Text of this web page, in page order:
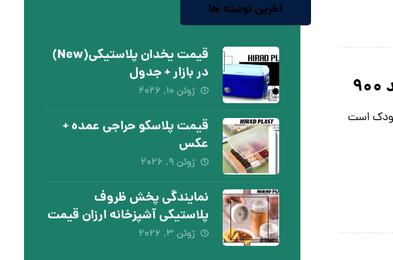
صندلی های کودک است
آخرین نوشته ها
قیمت یخدان پلاستیکی(New)
در بازار + جدول
ژوئن ۱۰, ۲۰۲۶
قیمت پلاسکو حراجی عمده +
عکس
ژوئن ۹, ۲۰۲۶
نمایندگی پخش ظروف
پلاستیکی آشپزخانه ارزان قیمت
ژوئن ۳, ۲۰۲۶